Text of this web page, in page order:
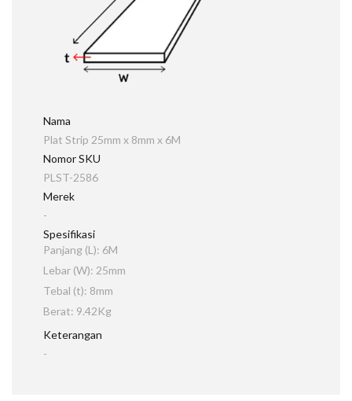
Nama
Plat Strip 25mm x 8mm x 6M
Nomor SKU
PLST-2586
Merek
-
Spesifikasi
Panjang (L): 6M
Lebar (W): 25mm
Tebal (t): 8mm
Berat: 9.42Kg
Keterangan
-